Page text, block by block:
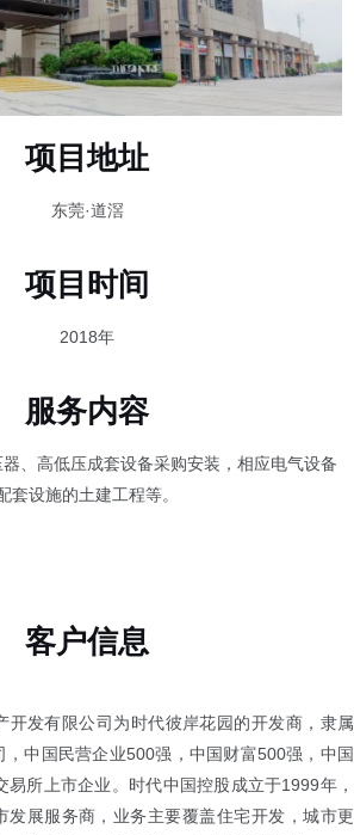
项目地址
东莞·道滘
项目时间
2018年
服务内容
、高低压成套设备采购安装，相应电气设备
套设施的土建工程等。
客户信息
开发有限公司为时代彼岸花园的开发商，隶属
中国民营企业500强，中国财富500强，中国
易所上市企业。时代中国控股成立于1999年，
发展服务商，业务主要覆盖住宅开发，城市更